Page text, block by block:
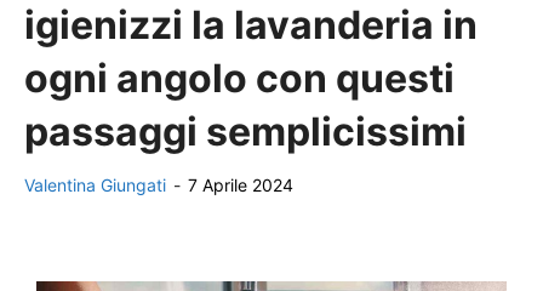
igienizzi la lavanderia in
ogni angolo con questi
passaggi semplicissimi
Valentina Giungati - 7 Aprile 2024